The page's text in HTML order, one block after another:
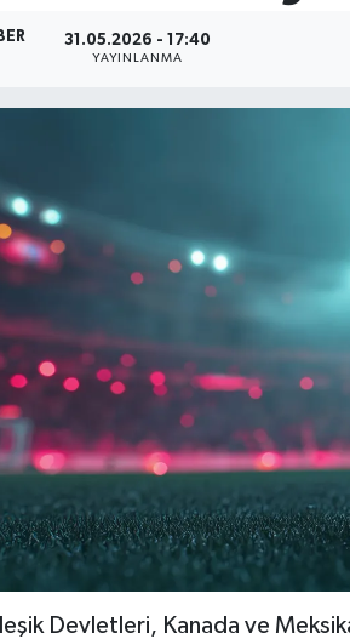
31.05.2026 - 17:40
YAYINLANMA
Devletleri, Kanada ve